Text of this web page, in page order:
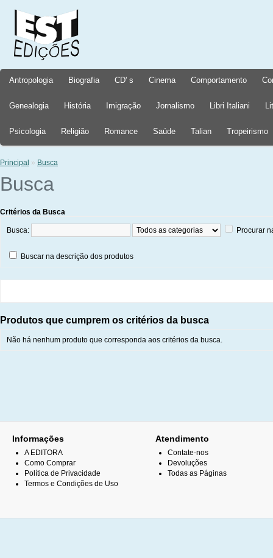
Antropologia Biografia CD' s Cinema Comportamento
Genealogia História Imigração Jornalismo Libri Italiani
Psicologia Religião Romance Saúde Talian Tropeirismo
Principal » Busca
Busca
Critérios da Busca
Busca: Procurar
Buscar na descrição dos produtos
Produtos que cumprem os critérios da busca
Não há nenhum produto que corresponda aos critérios da busca.
Informações
A EDITORA
Como Comprar
Política de Privacidade
Termos e Condições de Uso
Atendimento
Contate-nos
Devoluções
Todas as Páginas